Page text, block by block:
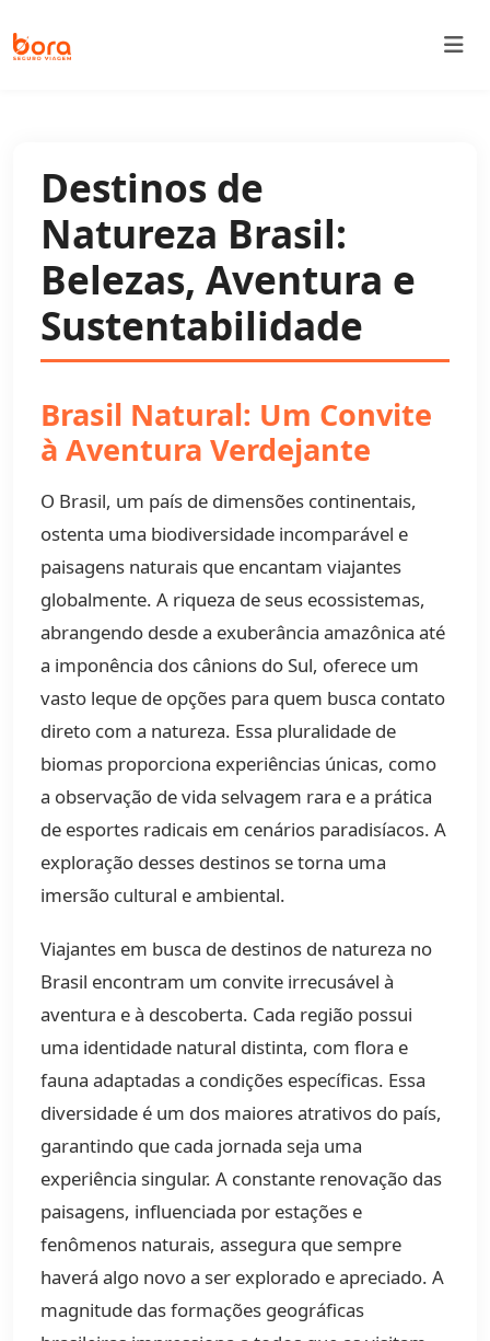
Bora Seguro Viagem
Destinos de
Natureza Brasil:
Belezas, Aventura e
Sustentabilidade
Brasil Natural: Um Convite
à Aventura Verdejante
O Brasil, um país de dimensões continentais,
ostenta uma biodiversidade incomparável e
paisagens naturais que encantam viajantes
globalmente. A riqueza de seus ecossistemas,
abrangendo desde a exuberância amazônica até
a imponência dos cânions do Sul, oferece um
vasto leque de opções para quem busca contato
direto com a natureza. Essa pluralidade de
biomas proporciona experiências únicas, como
a observação de vida selvagem rara e a prática
de esportes radicais em cenários paradisíacos. A
exploração desses destinos se torna uma
imersão cultural e ambiental.
Viajantes em busca de destinos de natureza no
Brasil encontram um convite irrecusável à
aventura e à descoberta. Cada região possui
uma identidade natural distinta, com flora e
fauna adaptadas a condições específicas. Essa
diversidade é um dos maiores atrativos do país,
garantindo que cada jornada seja uma
experiência singular. A constante renovação das
paisagens, influenciada por estações e
fenômenos naturais, assegura que sempre
haverá algo novo a ser explorado e apreciado. A
magnitude das formações geográficas